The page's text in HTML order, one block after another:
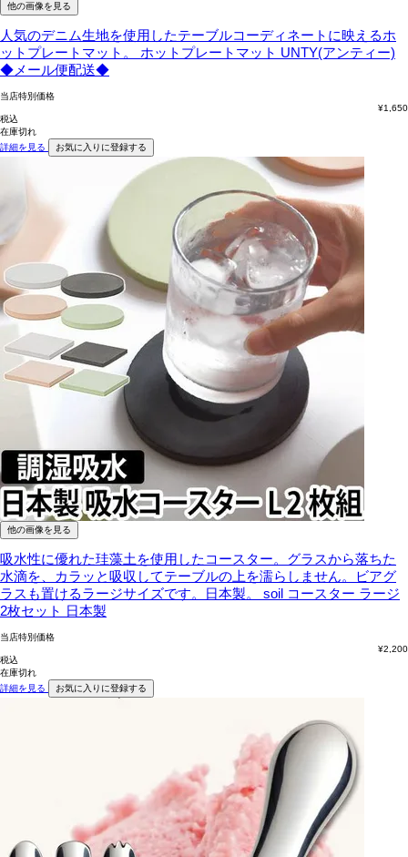
他の画像を見る
人気のデニム生地を使用したテーブルコーディネートに映えるホ
ットプレートマット。
ホットプレートマット UNTY(アンティー)
◆メール便配送◆
当店特別価格
¥1,650
税込
在庫切れ
詳細を見る
お気に入りに登録する
他の画像を見る
吸水性に優れた珪藻土を使用したコースター。グラスから落ちた
水滴を、カラッと吸収してテーブルの上を濡らしません。ビアグ
ラスも置けるラージサイズです。日本製。
soil コースター ラージ
2枚セット 日本製
当店特別価格
¥2,200
税込
在庫切れ
詳細を見る
お気に入りに登録する